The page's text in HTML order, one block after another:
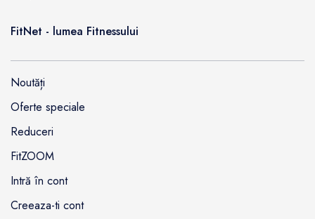
FitNet - lumea Fitnessului
Noutăți
Oferte speciale
Reduceri
FitZOOM
Intră în cont
Creeaza-ti cont